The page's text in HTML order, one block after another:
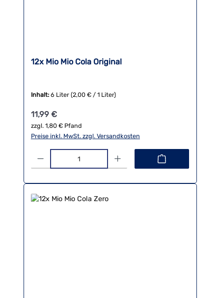
12x Mio Mio Cola Original
Inhalt: 6 Liter (2,00 € / 1 Liter)
Regulärer Preis:
11,99 €
zzgl. 1,80 € Pfand
Preise inkl. MwSt. zzgl. Versandkosten
Produkt Anzahl: Gib den gewünschten Wert ein oder benutze